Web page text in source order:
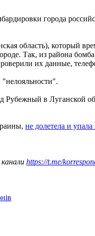
города
область), который
Так, из района
их данные,
"нелояльности".
в Луганской
не долетела и
https://t.me/